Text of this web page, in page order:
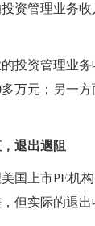
资管理业务
投资管理业
多万元；另一
退出遇阻
国上市PE机
但实际的退